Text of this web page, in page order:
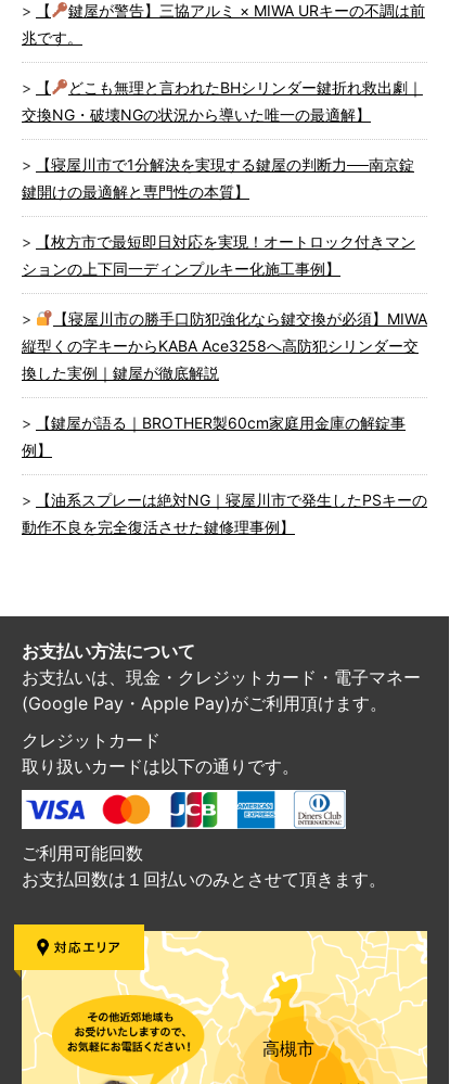
【
鍵屋が警告】三協アルミ × MIWA URキーの不調は前
兆です。
【
どこも無理と言われたBHシリンダー鍵折れ救出劇｜
交換NG・破壊NGの状況から導いた唯一の最適解】
【寝屋川市で1分解決を実現する鍵屋の判断力──南京錠
鍵開けの最適解と専門性の本質】
【枚方市で最短即日対応を実現！オートロック付きマン
ションの上下同一ディンプルキー化施工事例】
【寝屋川市の勝手口防犯強化なら鍵交換が必須】MIWA
縦型くの字キーからKABA Ace3258へ高防犯シリンダー交
換した実例｜鍵屋が徹底解説
【鍵屋が語る｜BROTHER製60cm家庭用金庫の解錠事
例】
【油系スプレーは絶対NG｜寝屋川市で発生したPSキーの
動作不良を完全復活させた鍵修理事例】
お支払い方法について
お支払いは、現金・クレジットカード・電子マネー
(Google Pay・Apple Pay)がご利用頂けます。
クレジットカード
取り扱いカードは以下の通りです。
ご利用可能回数
お支払回数は１回払いのみとさせて頂きます。
高槻市